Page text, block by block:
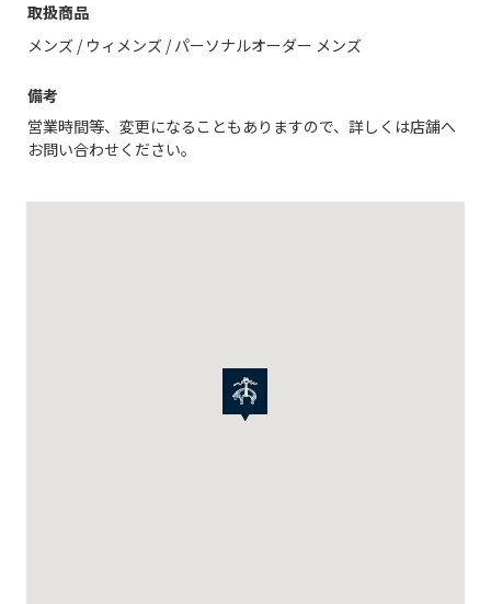
取扱商品
メンズ / ウィメンズ /パーソナルオーダー メンズ
備考
営業時間等、変更になることもありますので、詳しくは店舗へ
お問い合わせください。